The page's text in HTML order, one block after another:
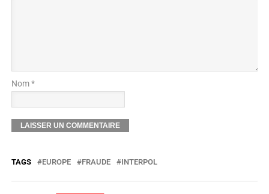
Nom *
TAGS EUROPE FRAUDE INTERPOL